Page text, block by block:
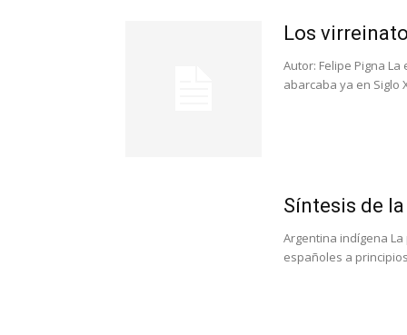
Los
Autor: Felipe Pigna
abarcaba ya en Siglo
Síntesis de
Argentina indígena
españoles a